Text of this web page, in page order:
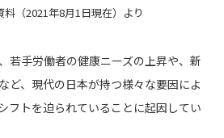
料（2021年8月1日現在）より
若手労働者の健康ニーズの上昇や、新
ど、現代の日本が持つ様々な要因によ
フトを迫られていることに起因してい